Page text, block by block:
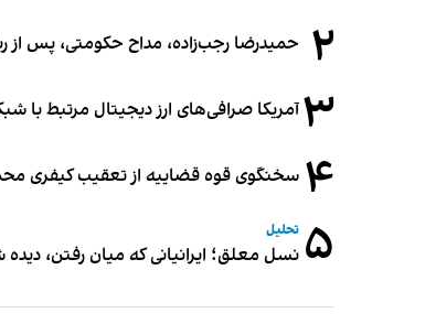
۲ حمیدرضا رجب‌زاده، مداح حکومتی، پس از
۳آمریکا صرافی‌های ارز دیجیتال مرتبط با
۴ سخنگوی قوه قضاییه از تعقیب کیفری
۵ تحلیل
نسل معلق؛ ایرانیانی که میان رفتن،